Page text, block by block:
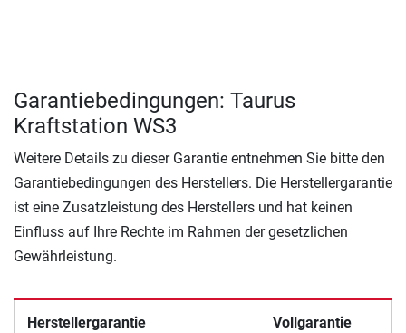
Garantiebedingungen: Taurus
Kraftstation WS3
Weitere Details zu dieser Garantie entnehmen Sie bitte den
Garantiebedingungen des Herstellers. Die Herstellergarantie
ist eine Zusatzleistung des Herstellers und hat keinen
Einfluss auf Ihre Rechte im Rahmen der gesetzlichen
Gewährleistung.
Herstellergarantie Vollgarantie